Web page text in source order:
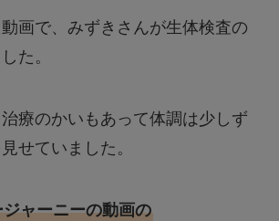
画で、みずきさんが生体検査の
た。
療のかいもあって体調は少しず
せていました。
ャーニーの動画の